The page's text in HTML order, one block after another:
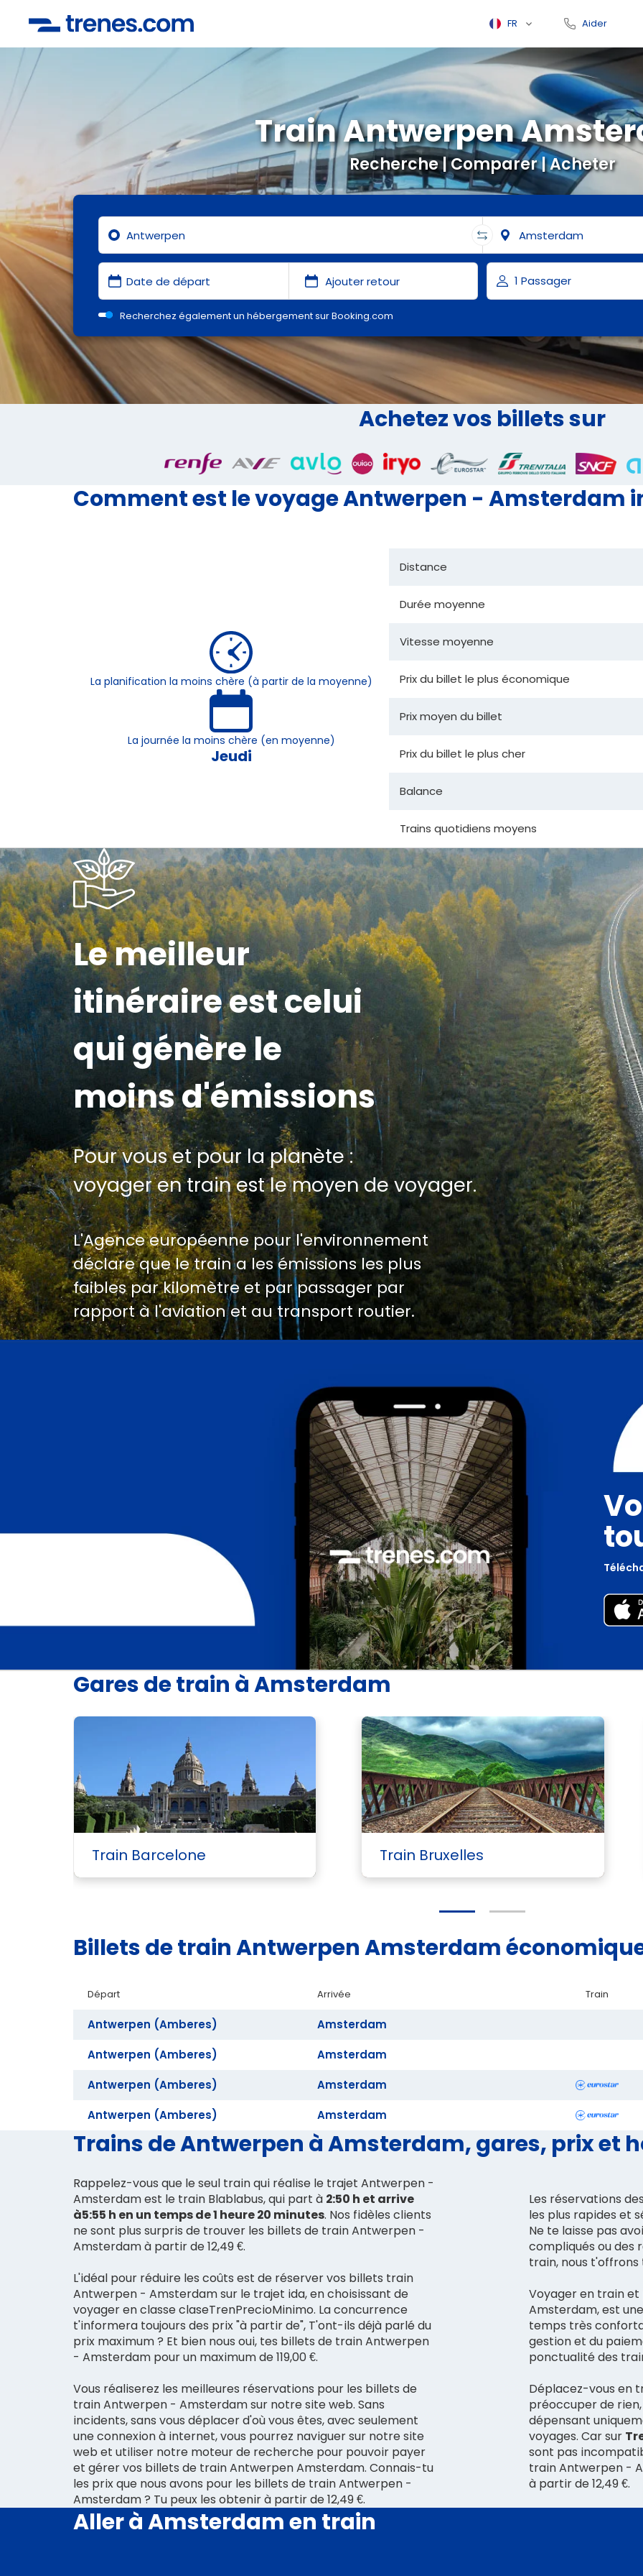
FR Aider
Recherche | Comparer | Acheter
Train Antwerpen
Recherchez également un hébergement sur Booking.com
Achetez vos billets sur
Comment est le voyage Antwerpen - Amsterdam
La planification la moins chère (à partir de la moyenne)
La journée la moins chère (en moyenne)
Jeudi
Distance
Durée moyenne
Vitesse moyenne
Prix du billet le plus économique
Prix moyen du billet
Prix du billet le plus cher
Balance
Trains quotidiens moyens
Le meilleur
itinéraire est celui
qui génère le
moins d'émissions
Pour vous et pour la planète :
voyager en train est le moyen de voyager.
L'Agence européenne pour l'environnement
déclare que le train a les émissions les plus
faibles par kilomètre et par passager par
rapport à l'aviation et au transport routier.
Gares de train à Amsterdam
Train Barcelone Train Bruxelles
Billets de train Antwerpen Amsterdam
Départ Arrivée Train
Antwerpen (Amberes) Amsterdam
Antwerpen (Amberes)
Amsterdam
Antwerpen (Amberes)
Amsterdam
Antwerpen (Amberes)
Amsterdam
Trains de Antwerpen à Amsterdam, gares, prix et
Rappelez-vous que le seul train qui réalise le trajet Antwerpen -
Amsterdam est le train Blablabus, qui part à 2:50 h et arrive
à5:55 h en un temps de 1 heure 20 minutes. Nos fidèles clients
ne sont plus surpris de trouver les billets de train Antwerpen -
Amsterdam à partir de 12,49 €.
L'idéal pour réduire les coûts est de réserver vos billets train
Antwerpen - Amsterdam sur le trajet ida, en choisissant de
voyager en classe claseTrenPrecioMinimo. La concurrence
t'informera toujours des prix "à partir de", T'ont-ils déjà parlé du
prix maximum ? Et bien nous oui, tes billets de train Antwerpen
- Amsterdam pour un maximum de 119,00 €.
Vous réaliserez les meilleures réservations pour les billets de
train Antwerpen - Amsterdam sur notre site web. Sans
incidents, sans vous déplacer d'où vous êtes, avec seulement
une connexion à internet, vous pourrez naviguer sur notre site
web et utiliser notre moteur de recherche pour pouvoir payer
et gérer vos billets de train Antwerpen Amsterdam. Connais-tu
les prix que nous avons pour les billets de train Antwerpen -
Amsterdam ? Tu peux les obtenir à partir de 12,49 €.
Les réservations
les plus rapides et
Ne te laisse pas
compliqués ou des
train, nous
Voyager en train
Amsterdam, est
temps très
gestion et du
ponctualité des
Déplacez-vous en
préoccuper de
dépensant
voyages. Car sur
sont pas
train Antwerpen -
à partir de 12,49 €.
Aller à Amsterdam en train